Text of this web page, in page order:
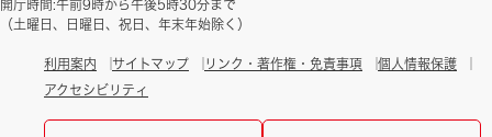
開庁時間:午前9時から午後5時30分まで
（土曜日、日曜日、祝日、年末年始除く）
利用案内 サイトマップ リンク・著作権・免責事項
個人情報保護
アクセシビリティ